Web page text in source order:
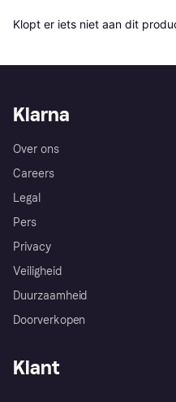
Klopt er iets niet aan dit
Klarna
Over ons
Careers
Legal
Pers
Privacy
Veiligheid
Duurzaamheid
Doorverkopen
Klant